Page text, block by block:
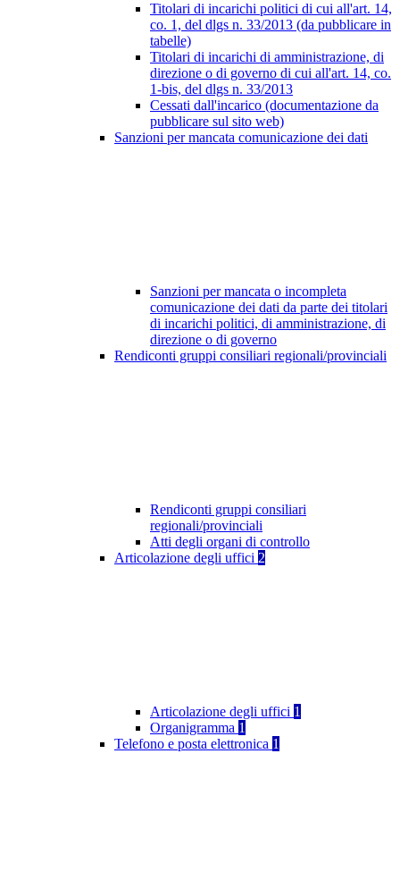
Titolari di incarichi politici di cui all'art. 14,
co. 1, del dlgs n. 33/2013 (da pubblicare in
tabelle)
Titolari di incarichi di amministrazione, di
direzione o di governo di cui all'art. 14, co.
1-bis, del dlgs n. 33/2013
Cessati dall'incarico (documentazione da
pubblicare sul sito web)
Sanzioni per mancata comunicazione dei dati
Sanzioni per mancata o incompleta
comunicazione dei dati da parte dei titolari
di incarichi politici, di amministrazione, di
direzione o di governo
Rendiconti gruppi consiliari regionali/provinciali
Rendiconti gruppi consiliari
regionali/provinciali
Atti degli organi di controllo
Articolazione degli uffici 2
Articolazione degli uffici 1
Organigramma 1
Telefono e posta elettronica 1